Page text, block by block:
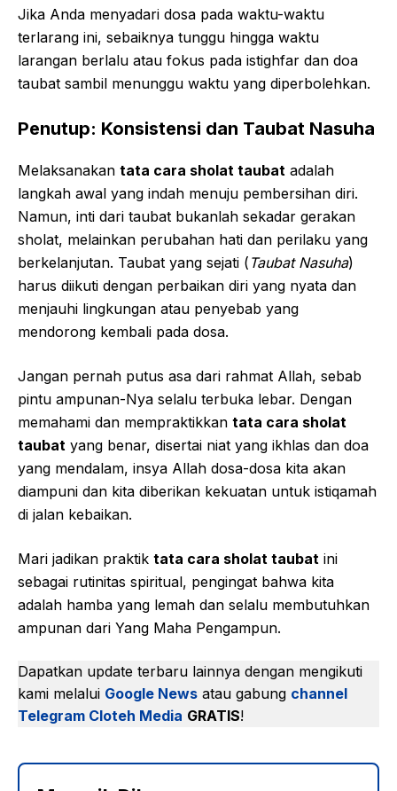
Jika Anda menyadari dosa pada waktu-waktu
terlarang ini, sebaiknya tunggu hingga waktu
larangan berlalu atau fokus pada istighfar dan doa
taubat sambil menunggu waktu yang diperbolehkan.
Penutup: Konsistensi dan Taubat Nasuha
Melaksanakan tata cara sholat taubat adalah
langkah awal yang indah menuju pembersihan diri.
Namun, inti dari taubat bukanlah sekadar gerakan
sholat, melainkan perubahan hati dan perilaku yang
berkelanjutan. Taubat yang sejati ( Taubat Nasuha)
harus diikuti dengan perbaikan diri yang nyata dan
menjauhi lingkungan atau penyebab yang
mendorong kembali pada dosa.
Jangan pernah putus asa dari rahmat Allah, sebab
pintu ampunan-Nya selalu terbuka lebar. Dengan
memahami dan mempraktikkan tata cara sholat
taubat yang benar, disertai niat yang ikhlas dan doa
yang mendalam, insya Allah dosa-dosa kita akan
diampuni dan kita diberikan kekuatan untuk istiqamah
di jalan kebaikan.
Mari jadikan praktik tata cara sholat taubat ini
sebagai rutinitas spiritual, pengingat bahwa kita
adalah hamba yang lemah dan selalu membutuhkan
ampunan dari Yang Maha Pengampun.
Dapatkan update terbaru lainnya dengan mengikuti
kami melalui Google News atau gabung channel
Telegram Cloteh Media GRATIS!